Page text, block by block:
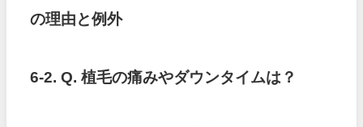
の理由と例外
6-2. Q. 植毛の痛みやダウンタイムは？